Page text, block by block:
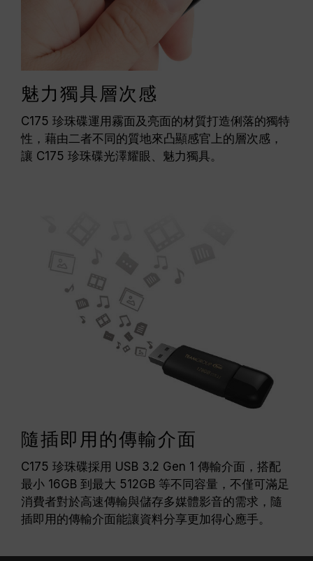
魅力獨具層次感
C175 珍珠碟運用霧面及亮面的材質打造俐落的獨特
性，藉由二者不同的質地來凸顯感官上的層次感，
讓 C175 珍珠碟光澤耀眼、魅力獨具。
隨插即用的傳輸介面
C175 珍珠碟採用 USB 3.2 Gen 1 傳輸介面，搭配
最小 16GB 到最大 512GB 等不同容量，不僅可滿足
消費者對於高速傳輸與儲存多媒體影音的需求，隨
插即用的傳輸介面能讓資料分享更加得心應手。